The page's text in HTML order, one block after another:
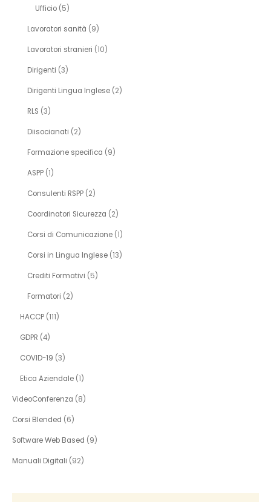
Ufficio (5)
Lavoratori sanità (9)
Lavoratori stranieri (10)
Dirigenti (3)
Dirigenti Lingua Inglese (2)
RLS (3)
Diisocianati (2)
Formazione specifica (9)
ASPP (1)
Consulenti RSPP (2)
Coordinatori Sicurezza (2)
Corsi di Comunicazione (1)
Corsi in Lingua Inglese (13)
Crediti Formativi (5)
Formatori (2)
HACCP (111)
GDPR (4)
COVID-19 (3)
Etica Aziendale (1)
VideoConferenza (8)
Corsi Blended (6)
Software Web Based (9)
Manuali Digitali (92)